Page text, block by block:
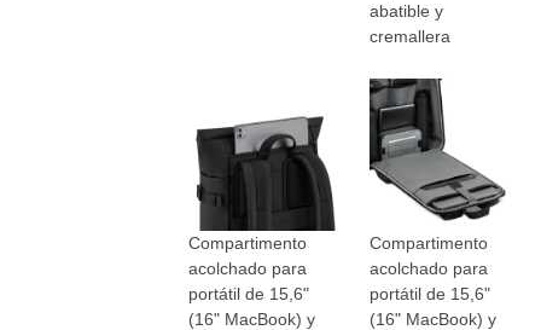
abatible y
cremallera
Compartimento
acolchado para
portátil de 15,6"
(16" MacBook) y
Compartimento
acolchado para
portátil de 15,6"
(16" MacBook) y